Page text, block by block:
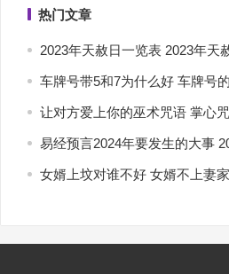
热门文章
2023年天赦日一览表 2023年天
车牌号带5和7为什么好 车牌号
让对方爱上你的巫术咒语 掌心
易经预言2024年要发生的大事
女婿上坟对谁不好 女婿不上妻